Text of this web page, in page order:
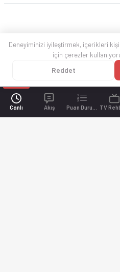
Canlı Akış TV
Deneyiminizi iyileştirmek, içerikleri
için çerezler
Reddet